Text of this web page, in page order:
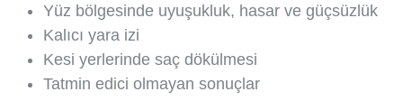
Yüz bölgesinde uyuşukluk, hasar ve güçsüzlük
Kalıcı yara izi
Kesi yerlerinde saç dökülmesi
Tatmin edici olmayan sonuçlar